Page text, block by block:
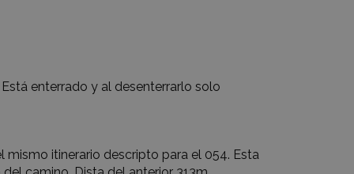
enterrado y al desenterrarlo solo
mismo itinerario descripto para el 054. Esta